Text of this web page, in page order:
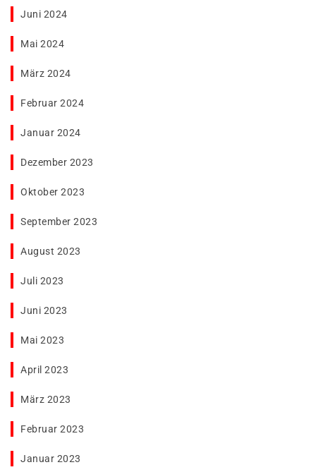
Juni 2024
Mai 2024
März 2024
Februar 2024
Januar 2024
Dezember 2023
Oktober 2023
September 2023
August 2023
Juli 2023
Juni 2023
Mai 2023
April 2023
März 2023
Februar 2023
Januar 2023